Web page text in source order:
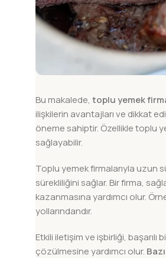
Bu makalede, toplu yemek
ilişkilerin avantajları ve dikkat
öneme sahiptir. Özellikle toplu
sağlayabilir.
Toplu yemek firmalarıyla uzun
sürekliliğini sağlar. Bir firma,
kazanmasına yardımcı olur.
yollarındandır.
Etkili iletişim ve işbirliği, başarılı
çözülmesine yardımcı olur.